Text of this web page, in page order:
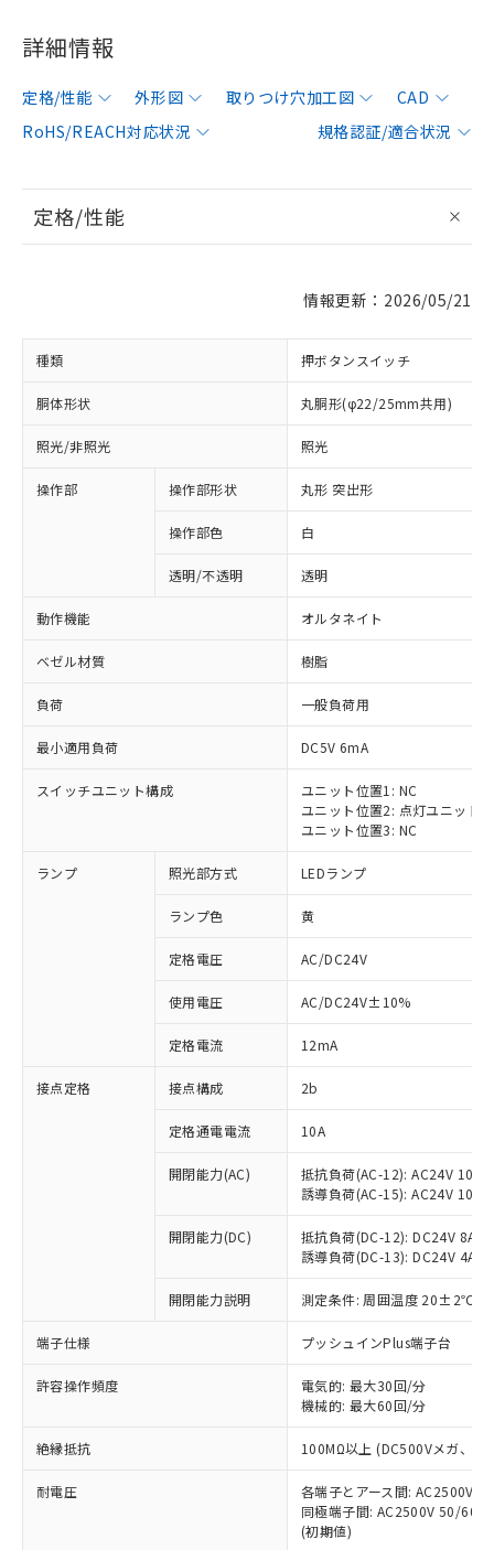
詳細情報
定格/性能 外形図 取りつけ穴加工図
CAD
RoHS/REACH対応状況
規格認証/適合状況
定格/性能
情報更新：2026/05/21
種類 押ボタンスイッチ
胴体形状 丸胴形(φ22/25mm共用)
照光/非照光 照光
操作部 操作部形状 丸形 突出形
操作部色 白
透明/不透明 透明
動作機能 オルタネイト
ベゼル材質 樹脂
負荷 一般負荷用
最小適用負荷 DC5V 6mA
スイッチユニット構成
ユニット位置1: NC
ユニット位置2: 点灯ユニット
ユニット位置3: NC
ランプ 照光部方式 LEDランプ
ランプ色 黄
定格電圧 AC/DC24V
使用電圧 AC/DC24V±10%
定格電流 12mA
接点定格 接点構成 2b
定格通電電流 10A
開閉能力(AC)
抵抗負荷(AC-12): AC24V 10A/
誘導負荷(AC-15): AC24V
開閉能力(DC)
抵抗負荷(DC-12): DC24V 8A/
誘導負荷(DC-13): DC24V 4A/
開閉能力説明 測定条件: 周囲温度 20±2℃、
端子仕様 プッシュインPlus端子台
許容操作頻度
電気的: 最大30回/分
機械的: 最大60回/分
絶縁抵抗 100MΩ以上 (DC500Vメガ、点
耐電圧
各端子とアース間: AC2500V
同極端子間: AC2500V 50/
(初期値)
ご利用条件
以下の条件をお読みいただき、同意のうえ
ご利用ください。
本サービスは、当社制御機器事業取扱
商品の当社在庫状況および標準価格
(税抜)を提供させていただくもので
当社制御機器事業取扱商品の中には、
本サービスの対象外となる商品もある
ことをご了承ください。
在庫状況および標準価格照会結果は、
記載している更新日時点での社内デー
タに基づき作成されるものであり、閲
覧された時点での実際の在庫および標
準価格とは異なる場合があることをご
※1 対応状況
対応済み：EU RoHS指令（10物質）の
非含有に対応した製品が提供可能な商品で
す。
対応予定：EU RoHS指令（10物質）の非含
有に対応した製品に切り替える予定のある
対応予定なし：EU RoHS指令（10物質）の
非含有に非対応の商品で、対応品を出す予
定はありません。
調査・確認中：EU RoHS指令（10物質）の
非含有の対応状況を調査中または確認中の
非該当品：ライセンス料など無形物で、有
害物質有無と関係のない商品です。
仕入先様の事情により、非含有部品として
いたものが、含有品と判明した場合などや
むを得ず変更することがあります。
六価クロム(Cr(Ⅵ)) 1000ppm以下、ポリ臭化ビフェニル
類(PBB) 1000ppm以下、ポリ臭化ジフェニルエーテル類
「○」：最大均質材料含有率が中国RoHSの
基準値以下であることを示します。
「×」：最大均質材料含有率が中国RoHSの
基準値を超えていることを示します。
「－」：未確認です。当社販売部門へお問
*中国RoHS10物質の基準値 (GB/T26572)：
Pb(鉛) :1000ppm、 Hg(水銀) : 1000ppm、 Cd(カドミウ
Cr(Ⅵ)(六価クロム) : 1000ppm、 PBBs(ポリ臭化ビフェ
当社は、これら貴社製品のうち、外国
為替および外国貿易法に定める商品
（以下｢規制貨物等」という）を輸出
または国外への提供する場合は、日本
国政府の輸出許可(または役務取引許
可)を取得するなどの必要な手続きを